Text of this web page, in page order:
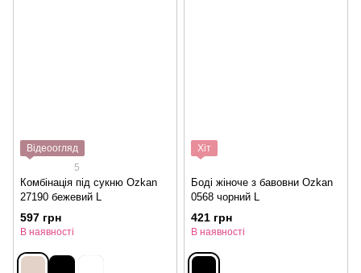
Відеоогляд
5
Комбінація під сукню Ozkan
27190 бежевий L
597 грн
В наявності
Хіт
Боді жіноче з бавовни Ozkan
0568 чорний L
421 грн
В наявності